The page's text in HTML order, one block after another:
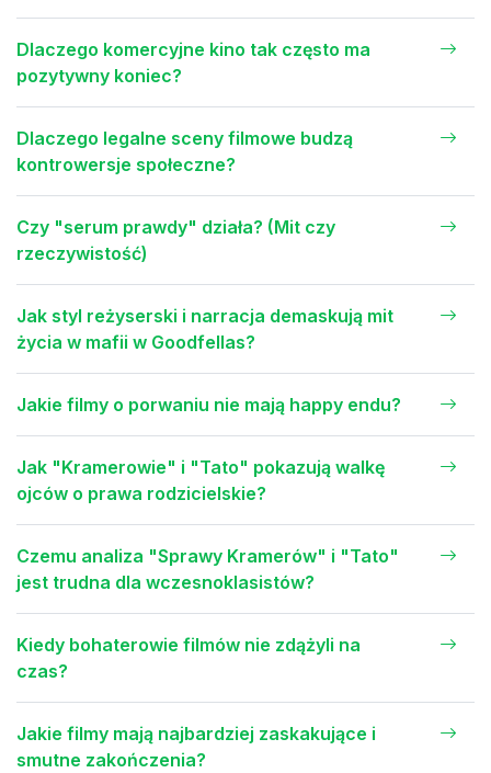
Dlaczego komercyjne kino tak często ma
pozytywny koniec?
Dlaczego legalne sceny filmowe budzą
kontrowersje społeczne?
Czy "serum prawdy" działa? (Mit czy
rzeczywistość)
Jak styl reżyserski i narracja demaskują mit
życia w mafii w Goodfellas?
Jakie filmy o porwaniu nie mają happy endu?
Jak "Kramerowie" i "Tato" pokazują walkę
ojców o prawa rodzicielskie?
Czemu analiza "Sprawy Kramerów" i "Tato"
jest trudna dla wczesnoklasistów?
Kiedy bohaterowie filmów nie zdążyli na
czas?
Jakie filmy mają najbardziej zaskakujące i
smutne zakończenia?